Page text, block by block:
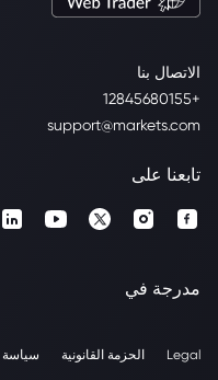
الاتصال بنا
+12845680155
support@markets.com
تابعنا على
مدرجة في
Legal الحزمة القانونية سياسة